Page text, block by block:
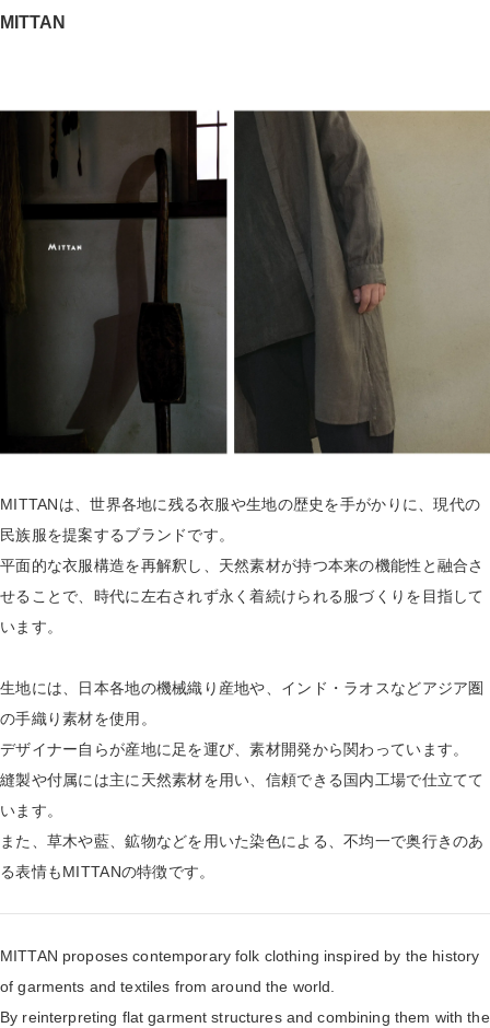
MITTAN
MITTANは、世界各地に残る衣服や生地の歴史を手がかりに、現代の
民族服を提案するブランドです。
平面的な衣服構造を再解釈し、天然素材が持つ本来の機能性と融合さ
せることで、時代に左右されず永く着続けられる服づくりを目指して
います。
生地には、日本各地の機械織り産地や、インド・ラオスなどアジア圏
の手織り素材を使用。
デザイナー自らが産地に足を運び、素材開発から関わっています。
縫製や付属には主に天然素材を用い、信頼できる国内工場で仕立てて
います。
また、草木や藍、鉱物などを用いた染色による、不均一で奥行きのあ
る表情もMITTANの特徴です。
MITTAN proposes contemporary folk clothing inspired by the history
of garments and textiles from around the world.
By reinterpreting flat garment structures and combining them with the